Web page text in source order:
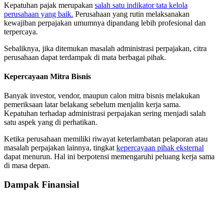
Kepatuhan pajak merupakan salah satu indikator tata kelola
perusahaan yang baik. Perusahaan yang rutin melaksanakan
kewajiban perpajakan umumnya dipandang lebih profesional dan
terpercaya.
Sebaliknya, jika ditemukan masalah administrasi perpajakan, citra
perusahaan dapat terdampak di mata berbagai pihak.
Kepercayaan Mitra Bisnis
Banyak investor, vendor, maupun calon mitra bisnis melakukan
pemeriksaan latar belakang sebelum menjalin kerja sama.
Kepatuhan terhadap administrasi perpajakan sering menjadi salah
satu aspek yang di perhatikan.
Ketika perusahaan memiliki riwayat keterlambatan pelaporan atau
masalah perpajakan lainnya, tingkat kepercayaan pihak eksternal
dapat menurun. Hal ini berpotensi memengaruhi peluang kerja sama
di masa depan.
Dampak Finansial